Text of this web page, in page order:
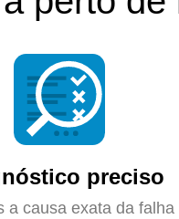
preciso
a causa exata da falha